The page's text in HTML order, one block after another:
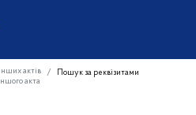
актів
Пошук за реквізитами
акта